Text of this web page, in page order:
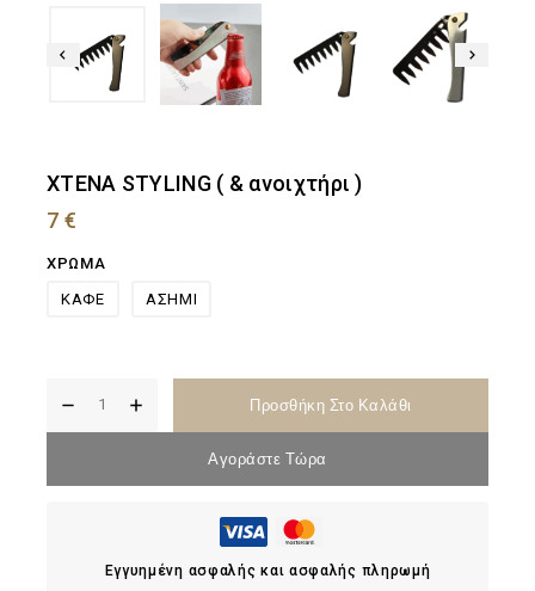
ΧΤΕΝΑ STYLING ( & ανοιχτήρι )
7€
ΧΡΩΜΑ
ΚΑΦΕ
ΑΣΗΜΙ
Προσθήκη Στο Καλάθι
Αγοράστε Τώρα
Εγγυημένη ασφαλής και ασφαλής πληρωμή